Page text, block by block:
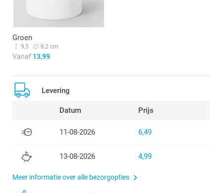
Groen
9,5 8,2 cm
Vanaf 13,99
Levering
Datum Prijs
11-08-2026 6,49
13-08-2026 4,99
Meer informatie over alle bezorgopties